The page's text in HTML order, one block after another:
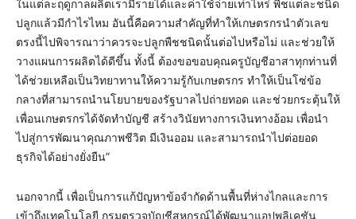
ในแต่ละฤดูกาลผลิตเรามีรายได้และค่าใช้จ่ายเท่าไหร่ พืชแต่ละชนิด
ปลูกแล้วมีกำไรไหม อันนี้คือความสำคัญที่ทำให้เกษตรกรนำตัวเลข
ตรงนี้ไปพิจารณาว่าควรจะปลูกพืชชนิดนั้นต่อไปหรือไม่ และช่วยให้
วางแผนการผลิตได้ดีขึ้น ทั้งนี้ ต้องขอขอบคุณครูบัญชีอาสาทุกท่านที่
ได้ช่วยเหลือเป็นวิทยาทานให้ความรู้กับเกษตรกร ทำให้เป็นโซ่ข้อ
กลางที่สามารถนำนโยบายของรัฐบาลไปถ่ายทอด และช่วยกระตุ้นให้
เพื่อนเกษตรกรได้จัดทำบัญชี สร้างวินัยทางการเงินทางอ้อม เพื่อนำ
ไปสู่การพัฒนาคุณภาพชีวิต มีเงินออม และสามารถนำไปต่อยอด
ธุรกิจได้อย่างยั่งยืน”
นอกจากนี้ เพื่อเป็นการแก้ปัญหาข้อจำกัดด้านพื้นที่ห่างไกลและการ
เข้าถึงเทคโนโลยี กรมตรวจบัญชีสหกรณ์ได้พัฒนาแอปพลิเคชัน